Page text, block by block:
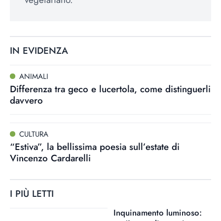
IN EVIDENZA
ANIMALI
Differenza tra geco e lucertola, come distinguerli
davvero
CULTURA
“Estiva”, la bellissima poesia sull’estate di
Vincenzo Cardarelli
I PIÙ LETTI
Inquinamento luminoso: